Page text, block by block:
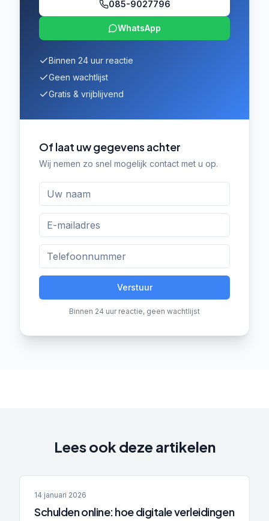
085-9027796
WhatsApp
Binnen 24 uur reactie
Geen wachtlijst
Gratis & vrijblijvend
Of laat uw gegevens achter
Wij nemen zo snel mogelijk contact met u op.
Verstuur
Binnen 24 uur reactie, geen wachtlijst
Lees ook deze artikelen
14 januari 2026
Schulden online: hoe digitale verleidingen